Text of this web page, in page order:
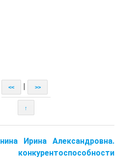
<< >>
↑
Ирина Александровна.